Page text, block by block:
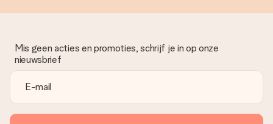
Mis geen acties en promoties, schrijf je in op onze
nieuwsbrief